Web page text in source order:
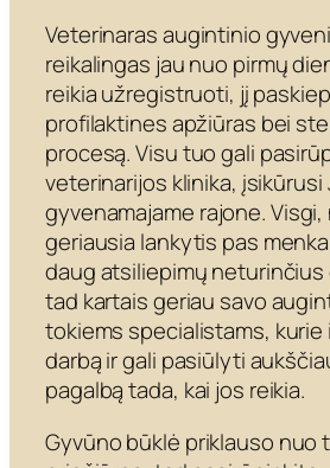
Veterinaras augintinio
reikalingas jau nuo pirmų
reikia užregistruoti, jį
profilaktines apžiūras bei
procesą. Visu tuo gali
veterinarijos klinika, įsikūrusi
gyvenamajame rajone.
geriausia lankytis pas
daug atsiliepimų
tad kartais geriau savo
tokiems specialistams, kurie
darbą ir gali pasiūlyti
pagalbą tada, kai jos reikia.
Gyvūno būklė priklauso nuo